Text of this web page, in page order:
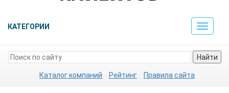
КАТЕГОРИИ
Toggle
Найти
Каталог компаний Рейтинг Правила сайта